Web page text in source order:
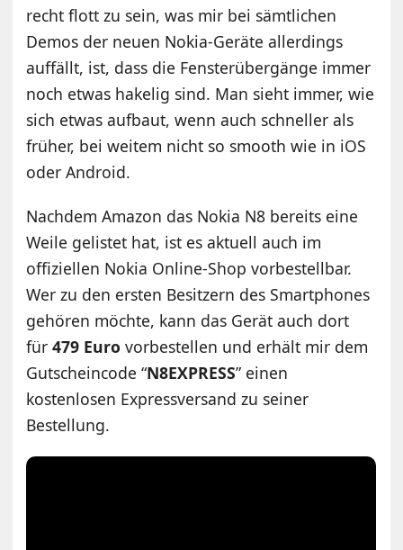
recht flott zu sein, was mir bei sämtlichen
Demos der neuen Nokia-Geräte allerdings
auffällt, ist, dass die Fensterübergänge immer
noch etwas hakelig sind. Man sieht immer, wie
sich etwas aufbaut, wenn auch schneller als
früher, bei weitem nicht so smooth wie in iOS
oder Android.
Nachdem Amazon das Nokia N8 bereits eine
Weile gelistet hat, ist es aktuell auch im
offiziellen Nokia Online-Shop vorbestellbar.
Wer zu den ersten Besitzern des Smartphones
gehören möchte, kann das Gerät auch dort
für479 Eurovorbestellen und erhält mir dem
Gutscheincode “N8EXPRESS” einen
kostenlosen Expressversand zu seiner
Bestellung.